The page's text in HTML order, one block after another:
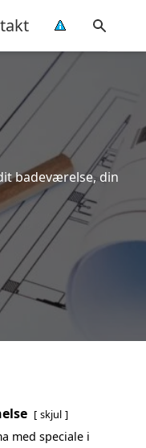
badeværelse, din
skjul
med speciale i